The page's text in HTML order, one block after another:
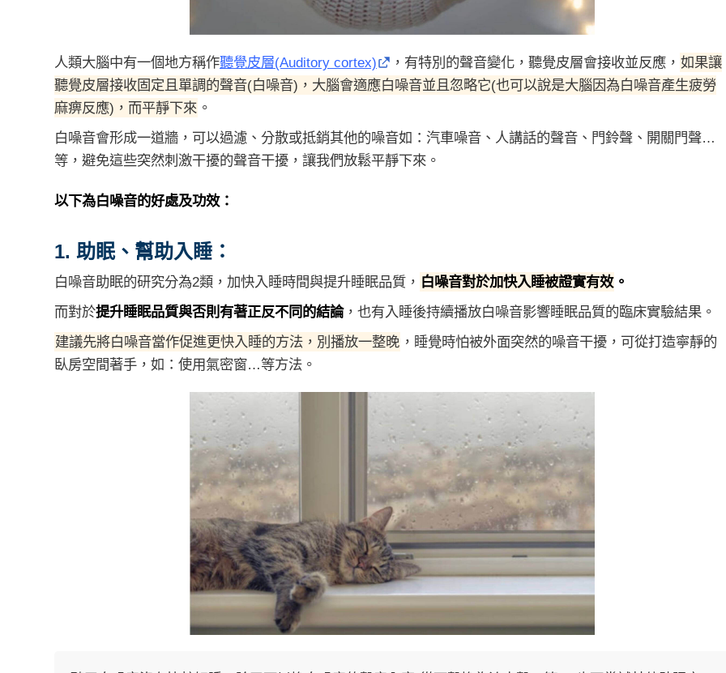
人類大腦中有一個地方稱作聽覺皮層(Auditory cortex) ，有特別的聲音變化，聽覺皮層會接收並反應， 如果讓
聽覺皮層接收固定且單調的聲音(白噪音)，大腦會適應白噪音並且忽略它(也可以說是大腦因為白噪音產生疲勞
麻痹反應)，而平靜下來 。
白噪音會形成一道牆，可以過濾、分散或抵銷其他的噪音如：汽車噪音、人講話的聲音、門鈴聲、開關門聲…
等，避免這些突然刺激干擾的聲音干擾，讓我們放鬆平靜下來。
以下為白噪音的好處及功效：
1. 助眠、幫助入睡：
白噪音助眠的研究分為2類，加快入睡時間與提升睡眠品質， 白噪音對於加快入睡被證實有效 。
而對於提升睡眠品質與否則有著正反不同的結論，也有入睡後持續播放白噪音影響睡眠品質的臨床實驗結果。
建議先將白噪音當作促進更快入睡的方法，別播放一整晚 ，睡覺時怕被外面突然的噪音干擾，可從打造寧靜的
臥房空間著手，如：使用氣密窗…等方法。